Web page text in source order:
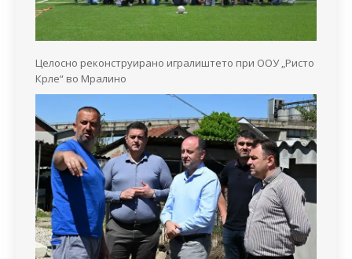
Целосно реконструирано игралиштето при ООУ „Ристо
Крле“ во Мралино